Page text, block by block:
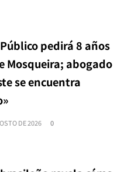
pedirá 8 años
Mosqueira; abogado
se encuentra
DE 2026 0